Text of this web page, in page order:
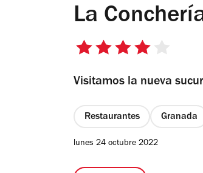
La
4
5
Visitamos la nueva
Restaurantes Granada
lunes 24 octubre 2022